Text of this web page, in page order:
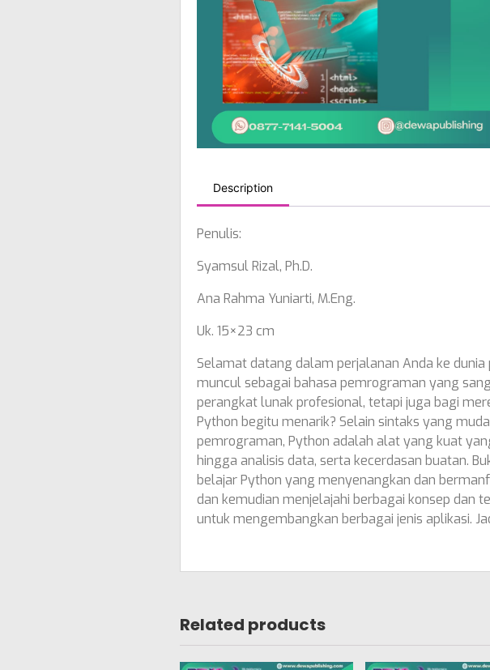
Description
Penulis:
Syamsul Rizal, Ph.D.
Ana Rahma Yuniarti, M.Eng.
Uk. 15×23 cm
Selamat datang dalam perjalanan Anda ke
muncul sebagai bahasa pemrograman yang
perangkat lunak profesional, tetapi juga bagi
Python begitu menarik? Selain sintaks yang
pemrograman, Python adalah alat yang kuat
hingga analisis data, serta kecerdasan buatan.
belajar Python yang menyenangkan dan
dan kemudian menjelajahi berbagai konsep dan
untuk mengembangkan berbagai jenis aplikasi.
Related products